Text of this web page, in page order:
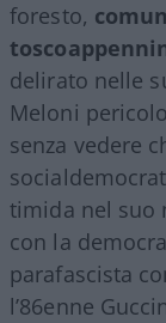
foresto,
delirato nelle
Meloni
senza vedere
timida nel suo
con la
parafascista
l’86enne